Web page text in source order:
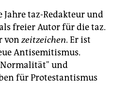
Jahre taz-Redakteur und
freier Autor für die taz.
von zeitzeichen. Er ist
Antisemitismus.
und
für Protestantismus